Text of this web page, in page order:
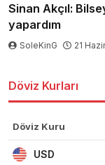
Sinan Akçıl:
yapardım
SoleKinG 21
Döviz Kurları
Döviz Kuru
USD